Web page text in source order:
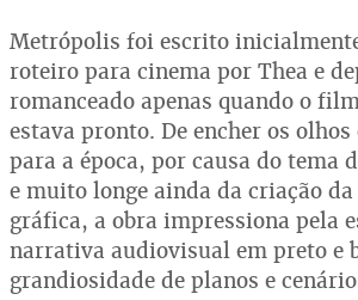
Metrópolis foi escrito
roteiro para cinema por Thea e
romanceado apenas quando o
estava pronto. De encher os
para a época, por causa do tema
e muito longe ainda da criação
gráfica, a obra impressiona pela
narrativa audiovisual em preto e
grandiosidade de planos e